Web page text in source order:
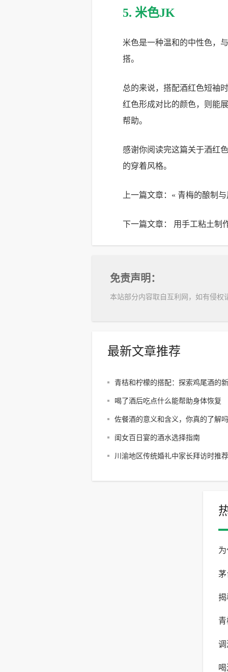
5. 米色JK
米色是一种温和的中性色，
搭。
总的来说，搭配酒红色短袖
红色形成对比的颜色，则能
帮助。
感谢你阅读完这篇关于酒红
的穿着风格。
上一篇文章：« 青梅的酿制
下一篇文章： 用手工粘土制
免责声明：
本站部分内容取自互利网，如有侵权
最新文章推荐
青桔和柠檬的搭配：探索鸡尾酒的
喝了酒后吃点什么能帮助身体恢复
佐餐酒的意义和含义，你真的了解
闺女百日宴的酒水选择指南
川渝地区传统婚礼中家长拜访时推
茅
有
揭
的
调
调